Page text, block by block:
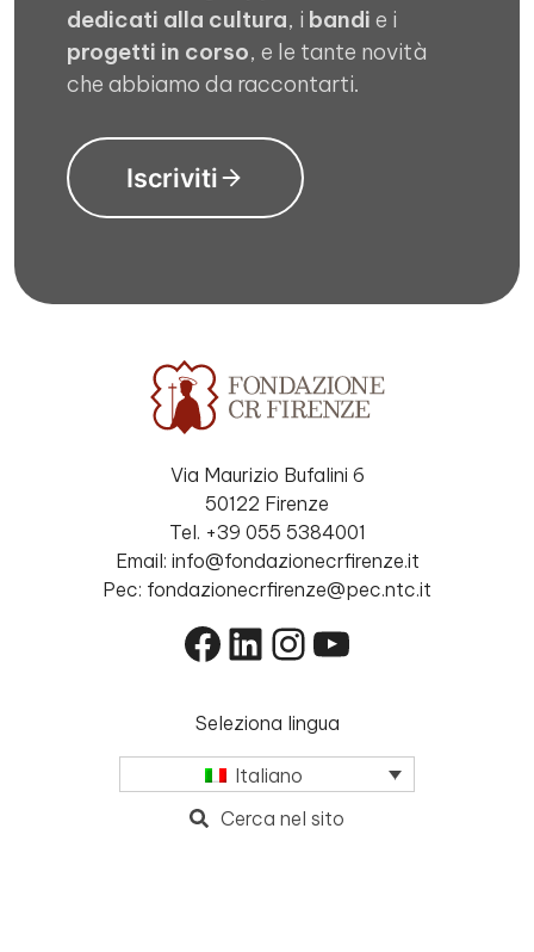
dedicati alla cultura, i bandi e i
progetti in corso, e le tante novità
che abbiamo da raccontarti.
Iscriviti
Via Maurizio Bufalini 6
50122 Firenze
Tel. +39 055 5384001
Email: info@fondazionecrfirenze.it
Pec: fondazionecrfirenze@pec.ntc.it
Facebook
LinkedIn
Instagram
YouTube
Seleziona lingua
Italiano
Cerca nel sito